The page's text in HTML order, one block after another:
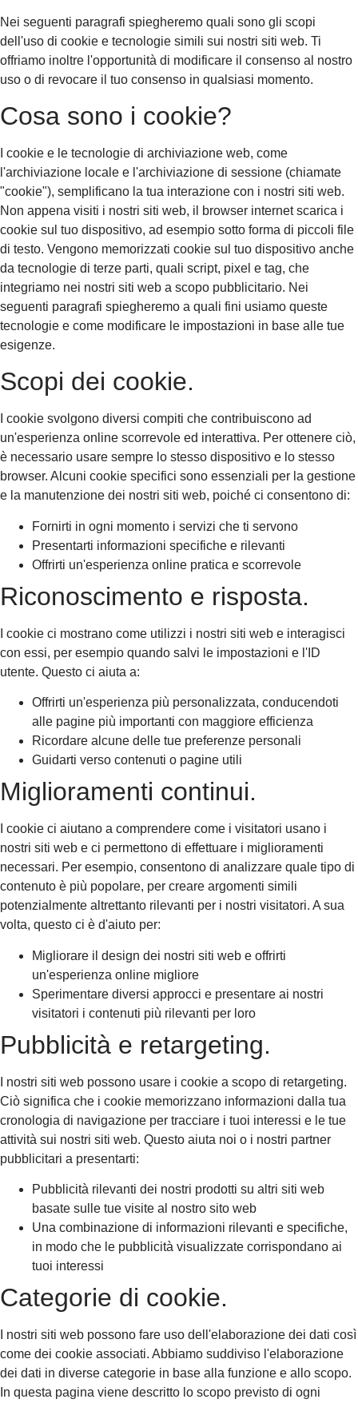
Nei seguenti paragrafi spiegheremo quali sono gli scopi
dell'uso di cookie e tecnologie simili sui nostri siti web. Ti
offriamo inoltre l'opportunità di modificare il consenso al nostro
uso o di revocare il tuo consenso in qualsiasi momento.
Cosa sono i cookie?
I cookie e le tecnologie di archiviazione web, come
l'archiviazione locale e l'archiviazione di sessione (chiamate
"cookie"), semplificano la tua interazione con i nostri siti web.
Non appena visiti i nostri siti web, il browser internet scarica i
cookie sul tuo dispositivo, ad esempio sotto forma di piccoli file
di testo. Vengono memorizzati cookie sul tuo dispositivo anche
da tecnologie di terze parti, quali script, pixel e tag, che
integriamo nei nostri siti web a scopo pubblicitario. Nei
seguenti paragrafi spiegheremo a quali fini usiamo queste
tecnologie e come modificare le impostazioni in base alle tue
esigenze.
Scopi dei cookie.
I cookie svolgono diversi compiti che contribuiscono ad
un'esperienza online scorrevole ed interattiva. Per ottenere ciò,
è necessario usare sempre lo stesso dispositivo e lo stesso
browser. Alcuni cookie specifici sono essenziali per la gestione
e la manutenzione dei nostri siti web, poiché ci consentono di:
Fornirti in ogni momento i servizi che ti servono
Presentarti informazioni specifiche e rilevanti
Offrirti un'esperienza online pratica e scorrevole
Riconoscimento e risposta.
I cookie ci mostrano come utilizzi i nostri siti web e interagisci
con essi, per esempio quando salvi le impostazioni e l'ID
utente. Questo ci aiuta a:
Offrirti un'esperienza più personalizzata, conducendoti
alle pagine più importanti con maggiore efficienza
Ricordare alcune delle tue preferenze personali
Guidarti verso contenuti o pagine utili
Miglioramenti continui.
I cookie ci aiutano a comprendere come i visitatori usano i
nostri siti web e ci permettono di effettuare i miglioramenti
necessari. Per esempio, consentono di analizzare quale tipo di
contenuto è più popolare, per creare argomenti simili
potenzialmente altrettanto rilevanti per i nostri visitatori. A sua
volta, questo ci è d'aiuto per:
Migliorare il design dei nostri siti web e offrirti
un'esperienza online migliore
Sperimentare diversi approcci e presentare ai nostri
visitatori i contenuti più rilevanti per loro
Pubblicità e retargeting.
I nostri siti web possono usare i cookie a scopo di retargeting.
Ciò significa che i cookie memorizzano informazioni dalla tua
cronologia di navigazione per tracciare i tuoi interessi e le tue
attività sui nostri siti web. Questo aiuta noi o i nostri partner
pubblicitari a presentarti:
Pubblicità rilevanti dei nostri prodotti su altri siti web
basate sulle tue visite al nostro sito web
Una combinazione di informazioni rilevanti e specifiche,
in modo che le pubblicità visualizzate corrispondano ai
tuoi interessi
Categorie di cookie.
I nostri siti web possono fare uso dell'elaborazione dei dati così
come dei cookie associati. Abbiamo suddiviso l'elaborazione
dei dati in diverse categorie in base alla funzione e allo scopo.
In questa pagina viene descritto lo scopo previsto di ogni